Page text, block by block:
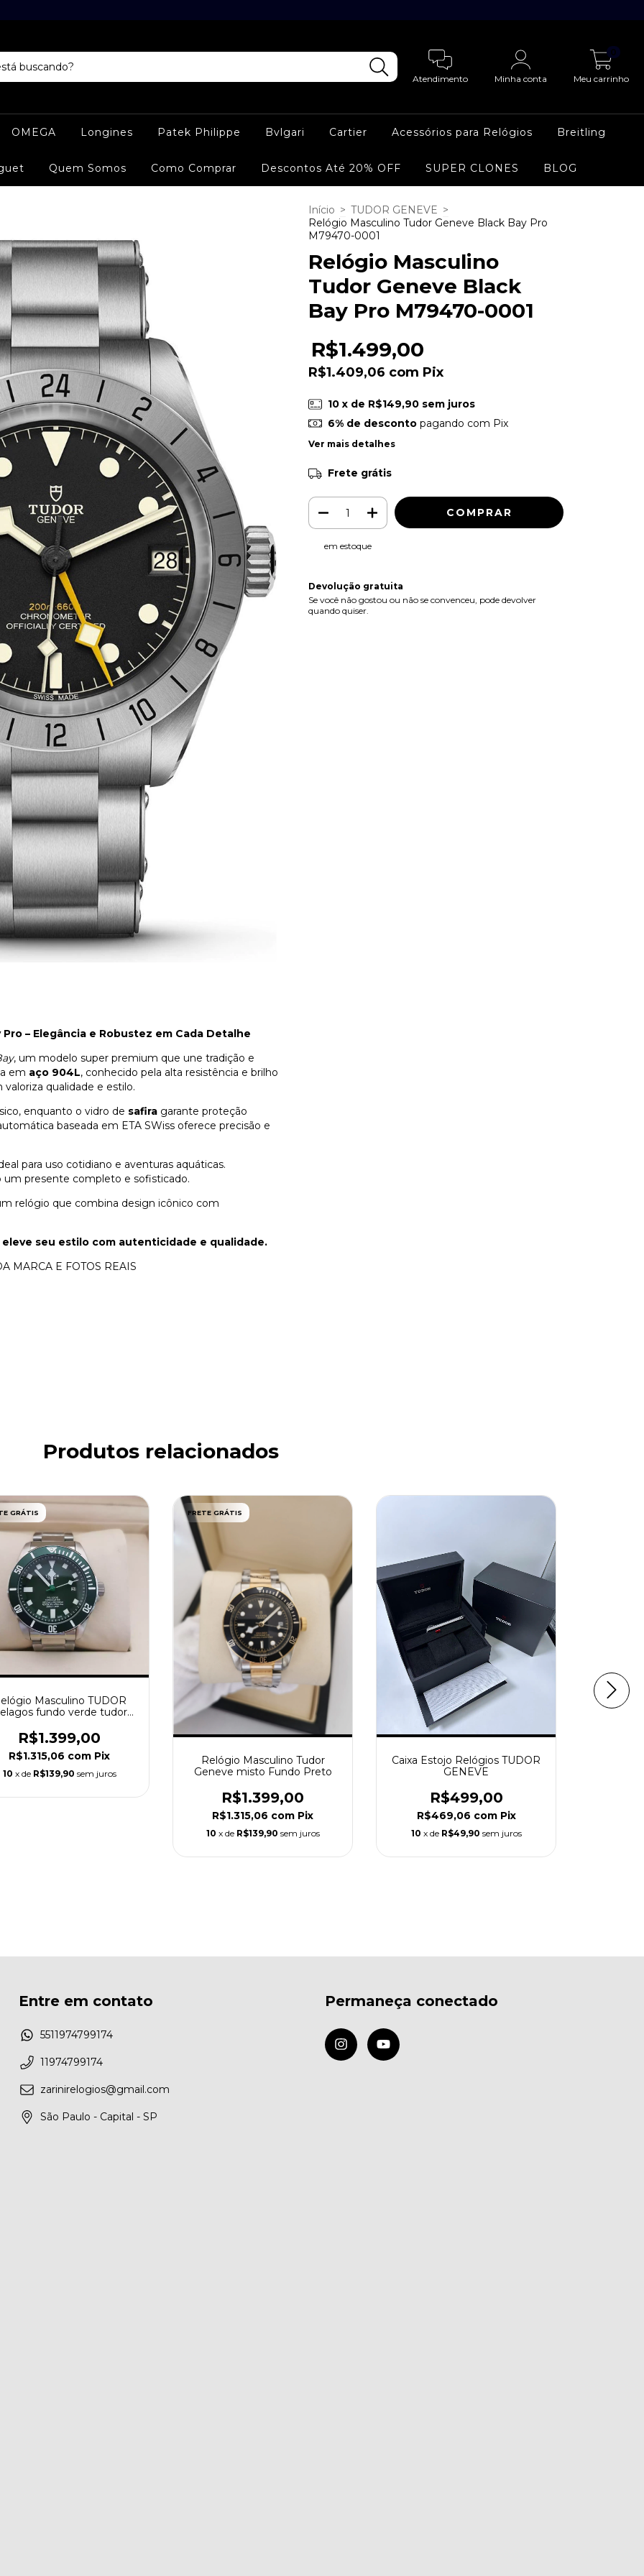
Atendimento Minha conta Meu carrinho
0
OMEGA Longines Patek Philippe Bvlgari Cartier Acessórios para Relógios Breitling
Quem Somos Como Comprar Descontos Até 20% OFF SUPER CLONES BLOG
– Elegância e Robustez em Cada Detalhe
, um modelo super premium que une tradição e
em aço 904L, conhecido pela alta resistência e brilho
qualidade e estilo.
enquanto o vidro de safira garante proteção
baseada em ETA SWiss oferece precisão e
para uso cotidiano e aventuras aquáticas.
um presente completo e sofisticado.
relógio que combina design icônico com
eleve seu estilo com autenticidade e qualidade.
MARCA E FOTOS REAIS
Início > TUDOR GENEVE >
Relógio Masculino Tudor Geneve Black Bay Pro
M79470-0001
Relógio Masculino
Tudor Geneve Black
Bay Pro M79470-0001
R$1.499,00
R$1.409,06 com Pix
10 x de R$149,90 sem juros
6% de descontopagando com Pix
Ver mais detalhes
Frete grátis
em estoque
Devolução gratuita
Se você não gostou ou não se convenceu, pode devolver
quando quiser.
Produtos relacionados
GRÁTIS
Masculino TUDOR
fundo verde tudor
R$1.399,00
R$1.315,06 com Pix
10 x de R$139,90 sem juros
FRETE GRÁTIS
Relógio Masculino Tudor
Geneve misto Fundo Preto
R$1.399,00
R$1.315,06 com Pix
10 x de R$139,90 sem juros
Caixa Estojo Relógios TUDOR
GENEVE
R$499,00
R$469,06 com Pix
10 x de R$49,90 sem juros
Geneve
Entre em contato
5511974799174
11974799174
zarinirelogios@gmail.com
São Paulo - Capital - SP
Permaneça conectado